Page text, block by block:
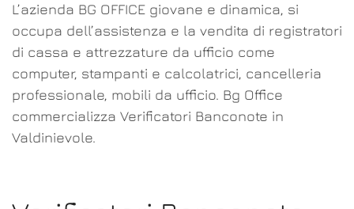
L’azienda BG OFFICE giovane e dinamica, si
occupa dell’assistenza e la vendita di registratori
di cassa e attrezzature da ufficio come
computer, stampanti e calcolatrici, cancelleria
professionale, mobili da ufficio. Bg Office
commercializza Verificatori Banconote in
Valdinievole.